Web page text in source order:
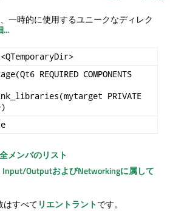
一時的に使用するユニークなディレク
...
REQUIRED COMPONENTS
PRIVATE
メンバのリスト
Input/OutputおよびNetworkingに属して
はすべてリエントラントです。